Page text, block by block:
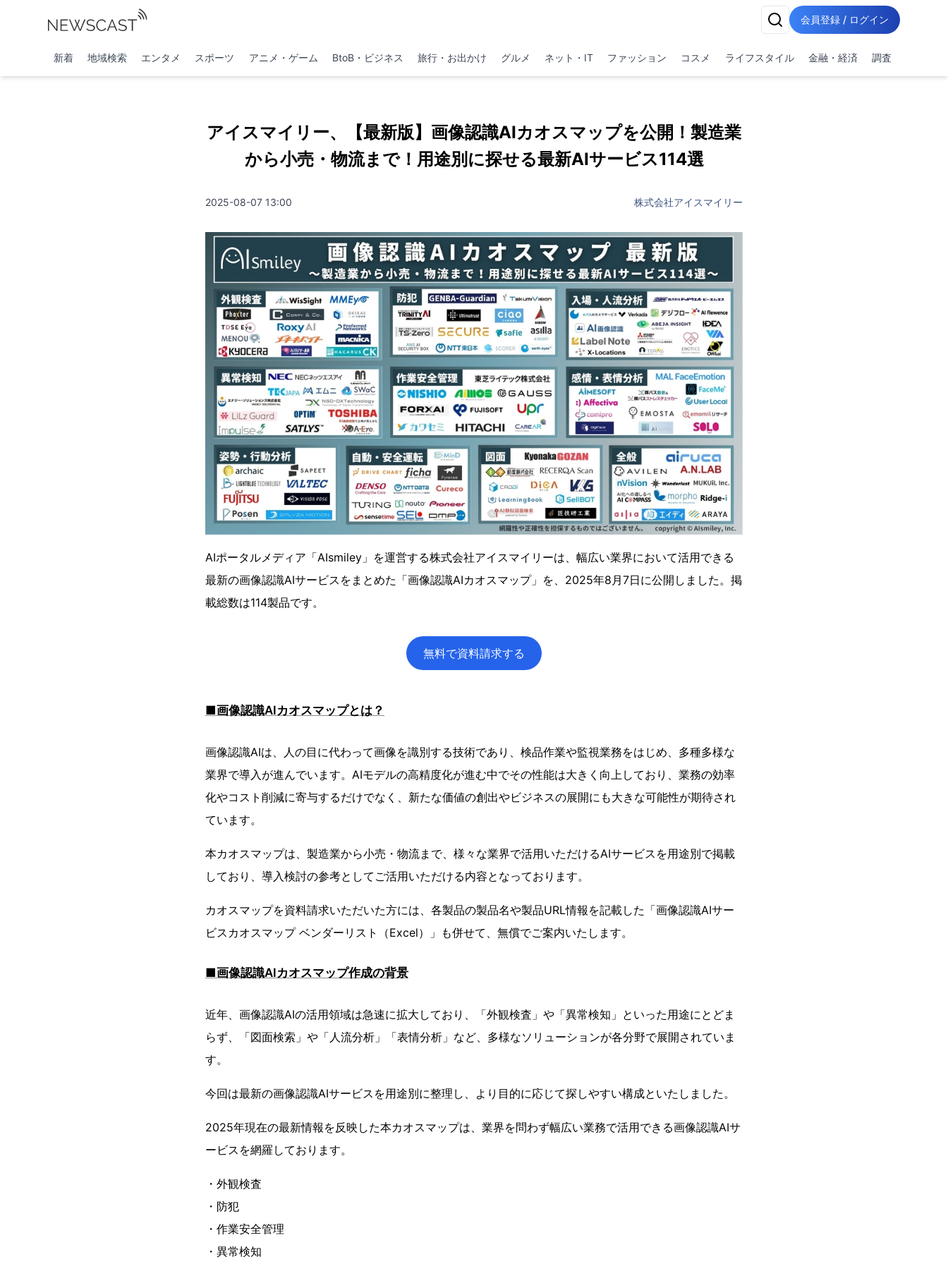
会員登録 / ログイン
新着 地域検索 エンタメ スポーツ アニメ・ゲーム BtoB・ビジネス 旅行・お出かけ グルメ ネット・IT ファッション コスメ ライフスタイル 金融・経済 調査
アイスマイリー、【最新版】画像認識AIカオスマップを公開！製造業
から小売・物流まで！用途別に探せる最新AIサービス114選
2025-08-07 13:00 株式会社アイスマイリー
AIポータルメディア「AIsmiley」を運営する株式会社アイスマイリーは、幅広い業界において活用できる
最新の画像認識AIサービスをまとめた「画像認識AIカオスマップ」を、2025年8月7日に公開しました。掲
載総数は114製品です。​
無料で資料請求する
■画像認識AIカオスマップとは？
画像認識AIは、人の目に代わって画像を識別する技術であり、検品作業や監視業務をはじめ、多種多様な
業界で導入が進んでいます。AIモデルの高精度化が進む中でその性能は大きく向上しており、業務の効率
化やコスト削減に寄与するだけでなく、新たな価値の創出やビジネスの展開にも大きな可能性が期待され
ています。
本カオスマップは、製造業から小売・物流まで、様々な業界で活用いただけるAIサービスを用途別で掲載
しており、導入検討の参考としてご活用いただける内容となっております。
カオスマップを資料請求いただいた方には、各製品の製品名や製品URL情報を記載した「画像認識AIサー
ビスカオスマップ ベンダーリスト（Excel）」も併せて、無償でご案内いたします。
■画像認識AIカオスマップ作成の背景
近年、画像認識AIの活用領域は急速に拡大しており、「外観検査」や「異常検知」といった用途にとどま
らず、「図面検索」や「人流分析」「表情分析」など、多様なソリューションが各分野で展開されていま
す。
今回は最新の画像認識AIサービスを用途別に整理し、より目的に応じて探しやすい構成といたしました。
2025年現在の最新情報を反映した本カオスマップは、業界を問わず幅広い業務で活用できる画像認識AIサ
ービスを網羅しております。
・外観検査
・防犯
・作業安全管理
・異常検知